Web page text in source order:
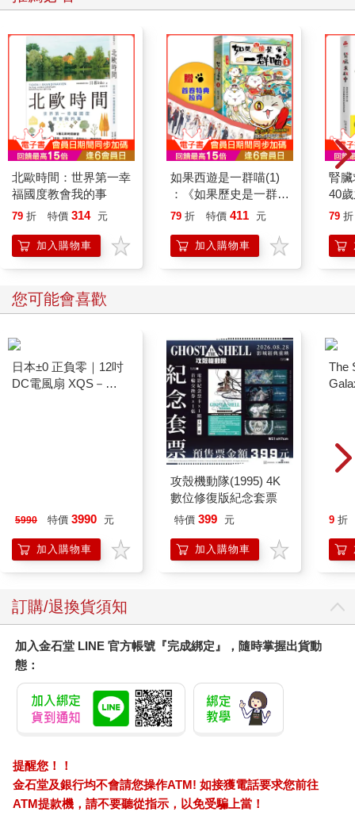
北歐時間：世界第一幸
福國度教會我的事
79 折 特價 314 元
加入購物車
如果西遊是一群喵(1)
：《如果歷史是一群
喵》作者最新力作，附
79 折 特價 411 元
加入購物車
腎
40
就
79 折
您可能會喜歡
Y620 象牙白
5990 特價 3990 元
加入購物車
攻殼機動隊(1995) 4K
數位修復版紀念套票
特價 399 元
加入購物車
9 折
訂購/退換貨須知
加入金石堂 LINE 官方帳號『完成綁定』，隨時掌握出貨動
態：
提醒您！！
金石堂及銀行均不會請您操作ATM! 如接獲電話要求您前往
ATM提款機，請不要聽從指示，以免受騙上當！